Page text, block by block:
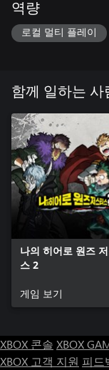
역량
로컬 멀티 플레이
함께 일하는 사
나의 히어로 원즈
스 2
게임 보기
XBOX 콘솔 XBOX
XBOX 고객 지원 피드